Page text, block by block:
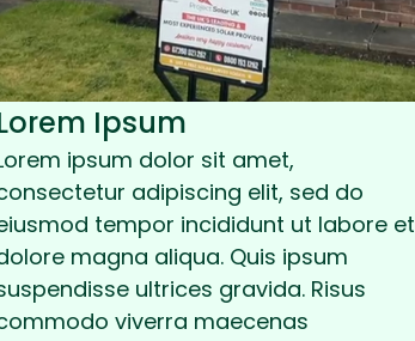
Ipsum
ipsum dolor sit amet,
adipiscing elit, sed do
tempor incididunt ut labore et
magna aliqua. Quis ipsum
ultrices gravida. Risus
viverra maecenas